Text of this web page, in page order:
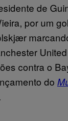
de
por um
contra o
do